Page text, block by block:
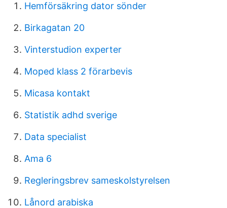
Hemförsäkring dator sönder
Birkagatan 20
Vinterstudion experter
Moped klass 2 förarbevis
Micasa kontakt
Statistik adhd sverige
Data specialist
Ama 6
Regleringsbrev sameskolstyrelsen
Lånord arabiska